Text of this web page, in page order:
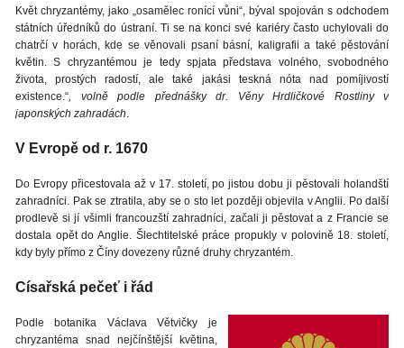
Květ chryzantémy, jako „osamělec ronící vůni“, býval spojován s odchodem
státních úředníků do ústraní. Ti se na konci své kariéry často uchylovali do
chatrčí v horách, kde se věnovali psaní básní, kaligrafii a také pěstování
květin. S chryzantémou je tedy spjata představa volného, svobodného
života, prostých radostí, ale také jakási teskná nóta nad pomíjivostí
existence.“, volně podle přednášky dr. Věny Hrdličkové Rostliny v
japonských zahradách.
V Evropě od r. 1670
Do Evropy přicestovala až v 17. století, po jistou dobu ji pěstovali holandští
zahradníci. Pak se ztratila, aby se o sto let později objevila v Anglii. Po další
prodlevě si jí všimli francouzští zahradníci, začali ji pěstovat a z Francie se
dostala opět do Anglie. Šlechtitelské práce propukly v polovině 18. století,
kdy byly přímo z Číny dovezeny různé druhy chryzantém.
Císařská pečeť i řád
Podle botanika Václava Větvičky je
chryzantéma snad nejčínštější květina,